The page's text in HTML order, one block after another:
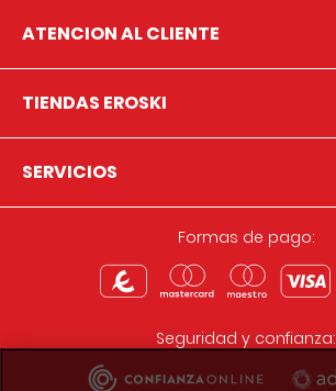
ATENCION AL CLIENTE
TIENDAS EROSKI
SERVICIOS
Formas de pago:
Seguridad y confianza: